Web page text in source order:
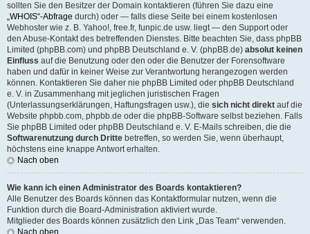
sollten Sie den Besitzer der Domain kontaktieren (führen Sie dazu eine
„WHOIS“-Abfrage durch) oder — falls diese Seite bei einem kostenlosen
Webhoster wie z. B. Yahoo!, free.fr, funpic.de usw. liegt — den Support oder
den Abuse-Kontakt des betreffenden Dienstes. Bitte beachten Sie, dass phpBB
Limited (phpBB.com) und phpBB Deutschland e. V. (phpBB.de) absolut keinen
Einfluss auf die Benutzung oder den oder die Benutzer der Forensoftware
haben und dafür in keiner Weise zur Verantwortung herangezogen werden
können. Kontaktieren Sie daher nie phpBB Limited oder phpBB Deutschland
e. V. in Zusammenhang mit jeglichen juristischen Fragen
(Unterlassungserklärungen, Haftungsfragen usw.), die sich nicht direkt auf die
Website phpbb.com, phpbb.de oder die phpBB-Software selbst beziehen. Falls
Sie phpBB Limited oder phpBB Deutschland e. V. E-Mails schreiben, die die
Softwarenutzung durch Dritte betreffen, so werden Sie, wenn überhaupt,
höchstens eine knappe Antwort erhalten.
Nach oben
Wie kann ich einen Administrator des Boards kontaktieren?
Alle Benutzer des Boards können das Kontaktformular nutzen, wenn die
Funktion durch die Board-Administration aktiviert wurde.
Mitglieder des Boards können zusätzlich den Link „Das Team“ verwenden.
Nach oben